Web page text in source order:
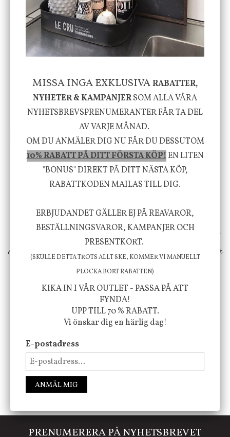
House Doctor
Skål, Hands marmor
-20%
INFO KÖP
Nicolas Vahé
Serveringsfat, Ostron,
415 kr
INFO KÖP
Vi vill förmedla känsla, upplevelse och
inspiration från naturen och dess färgpalett
erbjuder vi omsorgsfullt utvalda produkter som
ökar trivsel i ditt hem och ger det lilla extra för
att öka ditt välmående!
FÖLJ OSS PÅ INSTAGRAM @JBHOME
PRENUMERERA PÅ NYHETSBREVET
MISSA INGA EXKLUSIVARABATTER,
NYHETER & KAMPANJERSOM ALLA VÅRA
NYHETSBREVSPRENUMERANTER FÅR TA DEL
AV VARJE MÅNAD.
OM DU ANMÄLER DIG NU FÅR DU DESSUTOM
10% RABATT PÅ DITT FÖRSTA KÖP!EN LITEN
"BONUS" DIREKT PÅ DITT NÄSTA KÖP,
RABATTKODEN MAILAS TILL DIG.
ERBJUDANDET GÄLLER EJ PÅ REAVAROR,
BESTÄLLNINGSVAROR, KAMPANJER OCH
PRESENTKORT.
(SKULLE DETTA TROTS ALLT SKE, KOMMER VI MANUELLT
PLOCKA BORT RABATTEN)
KIKA IN I VÅR OUTLET - PASSA PÅ ATT
FYNDA!
UPP TILL 70 % RABATT.
Vi önskar dig en härlig dag!
E-postadress
ANMÄL MIG